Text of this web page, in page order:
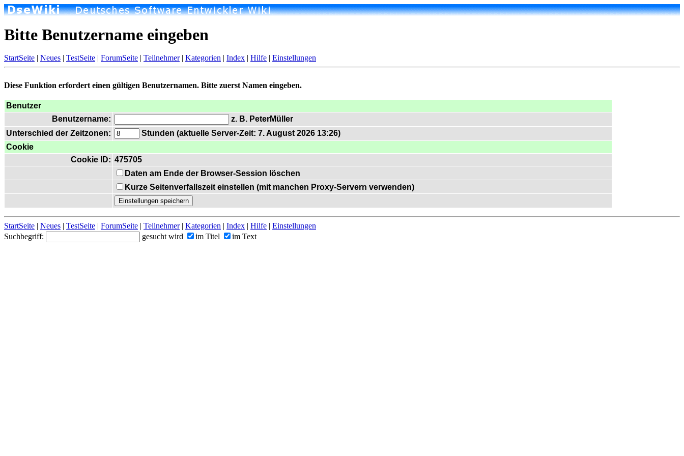
Bitte Benutzername eingeben
StartSeite | Neues | TestSeite | ForumSeite | Teilnehmer| Kategorien | Index | Hilfe | Einstellungen
Diese Funktion erfordert einen gültigen Benutzernamen. Bitte zuerst Namen eingeben.
Benutzer
Benutzername:
z. B. PeterMüller
Unterschied der Zeitzonen:
Stunden (aktuelle Server-Zeit: 7. August 2026 13:26)
Cookie
Cookie ID: 475705
Daten am Ende der Browser-Session löschen
Kurze Seitenverfallszeit einstellen (mit manchen Proxy-Servern verwenden)
StartSeite | Neues | TestSeite | ForumSeite | Teilnehmer| Kategorien | Index | Hilfe | Einstellungen
Suchbegriff:
gesucht wird im Titel im Text